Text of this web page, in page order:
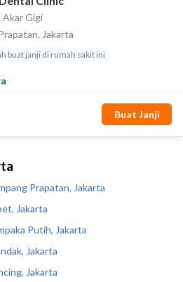
Prapatan, Jakarta
Jakarta
Putih, Jakarta
Jakarta
Jakarta